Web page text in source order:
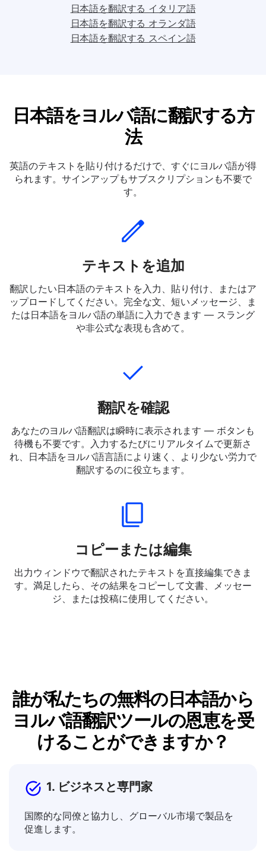
日本語を翻訳する 英語
日本語を翻訳する フランス語
日本語を翻訳する イタリア語
日本語をヨルバ語に翻訳する方
法
英語のテキストを貼り付けるだけで、すぐにヨルバ語が得
す。
テキストを追加
翻訳したい日本語のテキストを入力、貼り付け、またはア
ップロードしてください。完全な文、短いメッセージ、ま
翻訳を確認
あなたのヨルバ語翻訳は瞬時に表示されます — ボタンも
待機も不要です。入力するたびにリアルタイムで更新さ
翻訳するのに役立ちます。
コピーまたは編集
出力ウィンドウで翻訳されたテキストを直接編集できま
誰が私たちの無料の日本語から
ヨルバ語翻訳ツールの恩恵を受
1. ビジネスと専門家